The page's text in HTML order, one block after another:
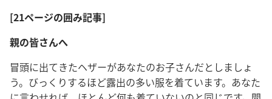
[21ページの囲み記事]
親の皆さんへ
冒頭に出てきたヘザーがあなたのお子さんだとしましょ
う。びっくりするほど露出の多い服を着ています。あなた